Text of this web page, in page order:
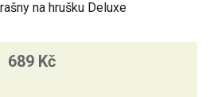
na hrušku Deluxe
689 Kč